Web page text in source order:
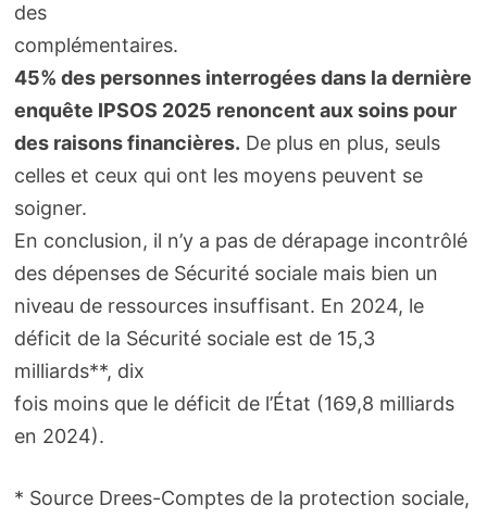
des
complémentaires.
45% des personnes interrogées dans la dernière
enquête IPSOS 2025 renoncent aux soins pour
des raisons financières. De plus en plus, seuls
celles et ceux qui ont les moyens peuvent se
soigner.
En conclusion, il n’y a pas de dérapage incontrôlé
des dépenses de Sécurité sociale mais bien un
niveau de ressources insuffisant. En 2024, le
déficit de la Sécurité sociale est de 15,3
milliards**, dix
fois moins que le déficit de l’État (169,8 milliards
en 2024).
* Source Drees-Comptes de la protection sociale,